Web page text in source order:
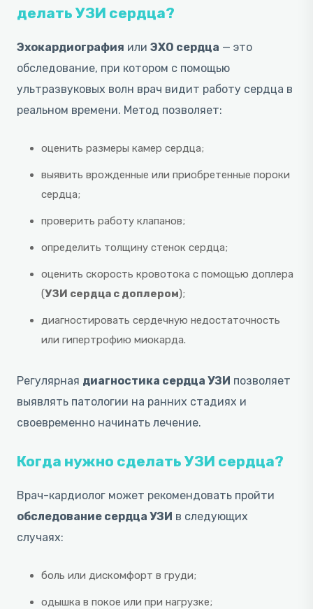
делать УЗИ сердца?
Эхокардиография или ЭХО сердца — это
обследование, при котором с помощью
ультразвуковых волн врач видит работу сердца в
реальном времени. Метод позволяет:
оценить размеры камер сердца;
выявить врожденные или приобретенные пороки
сердца;
проверить работу клапанов;
определить толщину стенок сердца;
оценить скорость кровотока с помощью доплера
(УЗИ сердца с доплером);
диагностировать сердечную недостаточность
или гипертрофию миокарда.
Регулярная диагностика сердца УЗИ позволяет
выявлять патологии на ранних стадиях и
своевременно начинать лечение.
Когда нужно сделать УЗИ сердца?
Врач-кардиолог может рекомендовать пройти
обследование сердца УЗИ в следующих
случаях:
боль или дискомфорт в груди;
одышка в покое или при нагрузке;